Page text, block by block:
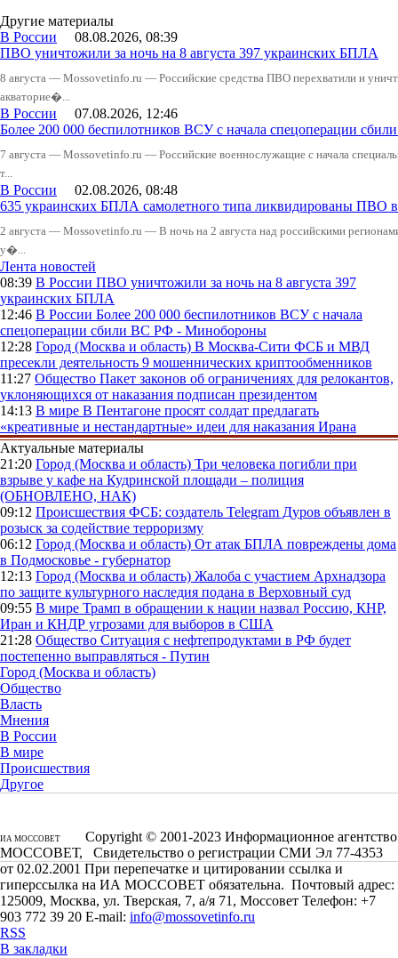
Другие материалы
В России 08.08.2026, 08:39
ПВО уничтожили за ночь на 8 августа 397 украинских БПЛА
8 августа — Mossovetinfo.ru — Российские средства ПВО перехватили и
акваторие�...
В России 07.08.2026, 12:46
Более 200 000 беспилотников ВСУ с начала спецоперации
7 августа — Mossovetinfo.ru — Российские военнослужащие с начала
т...
В России 02.08.2026, 08:48
635 украинских БПЛА самолетного типа ликвидированы ПВО
2 августа — Mossovetinfo.ru — В ночь на 2 августа над российскими
у�...
Лента новостей
08:39 В России ПВО уничтожили за ночь на 8 августа 397
украинских БПЛА
12:46 В России Более 200 000 беспилотников ВСУ с начала
спецоперации сбили ВС РФ - Минобороны
12:28 Город (Москва и область) В Москва-Сити ФСБ и МВД
пресекли деятельность 9 мошеннических криптообменников
11:27 Общество Пакет законов об ограничениях для релокантов,
уклоняющихся от наказания подписан президентом
14:13 В мире В Пентагоне просят солдат предлагать
«креативные и нестандартные» идеи для наказания Ирана
Актуальные материалы
21:20 Город (Москва и область) Три человека погибли при
взрыве у кафе на Кудринской площади – полиция
(ОБНОВЛЕНО, НАК)
09:12 Происшествия ФСБ: создатель Telegram Дуров объявлен в
розыск за содействие терроризму
06:12 Город (Москва и область) От атак БПЛА повреждены дома
в Подмосковье - губернатор
12:13 Город (Москва и область) Жалоба с участием Архнадзора
по защите культурного наследия подана в Верховный суд
09:55 В мире Трамп в обращении к нации назвал Россию, КНР,
Иран и КНДР угрозами для выборов в США
21:28 Общество Ситуация с нефтепродуктами в РФ будет
постепенно выправляться - Путин
Город (Москва и область)
Общество
Власть
Мнения
В России
В мире
Происшествия
Другое
ИА МОССОВЕТ
Copyright © 2001-2023 Информационное агентство
МОССОВЕТ, Свидетельство о регистрации СМИ Эл 77-4353
от 02.02.2001 При перепечатке и цитировании ссылка и
гиперссылка на ИА МОССОВЕТ обязательна. Почтовый адрес:
125009, Москва, ул. Тверская, 7, а/я 71, Моссовет Телефон: +7
903 772 39 20 E-mail: info@mossovetinfo.ru
RSS
В закладки